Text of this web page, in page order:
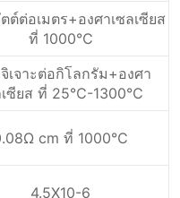
ต์ต่อเมตร+องศาเซลเซียส
ที่ 1000℃
เจาะต่อกิโลกรัม+องศา
เซียส ที่ 25℃-1300℃
cm ที่ 1000℃
4.5X10-6